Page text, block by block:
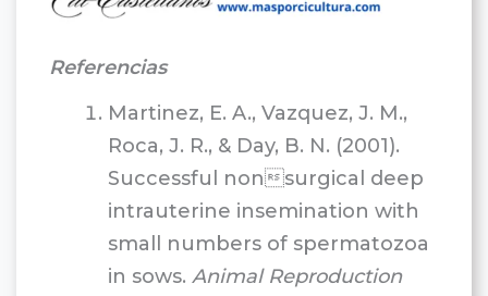
Referencias
Martinez, E. A., Vazquez, J. M.,
Roca, J. R., & Day, B. N. (2001).
Successful nonsurgical deep
intrauterine insemination with
small numbers of spermatozoa
in sows. Animal Reproduction